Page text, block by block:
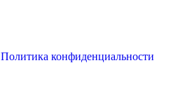
Политика конфиденциальности